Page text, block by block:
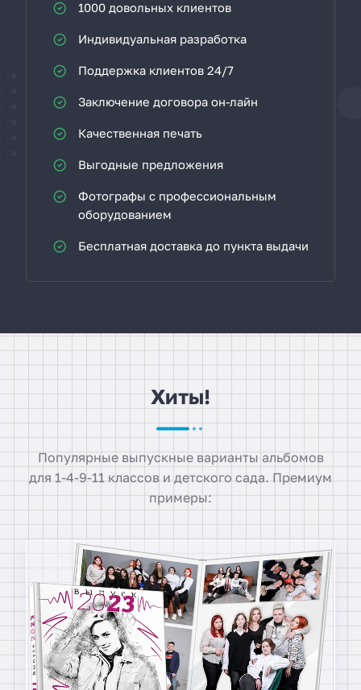
1000 довольных клиентов
Индивидуальная разработка
Поддержка клиентов 24/7
Заключение договора он-лайн
Качественная печать
Выгодные предложения
Фотографы с профессиональным
оборудованием
Бесплатная доставка до пункта выдачи
Хиты!
Популярные выпускные варианты альбомов
для 1-4-9-11 классов и детского сада. Премиум
примеры: